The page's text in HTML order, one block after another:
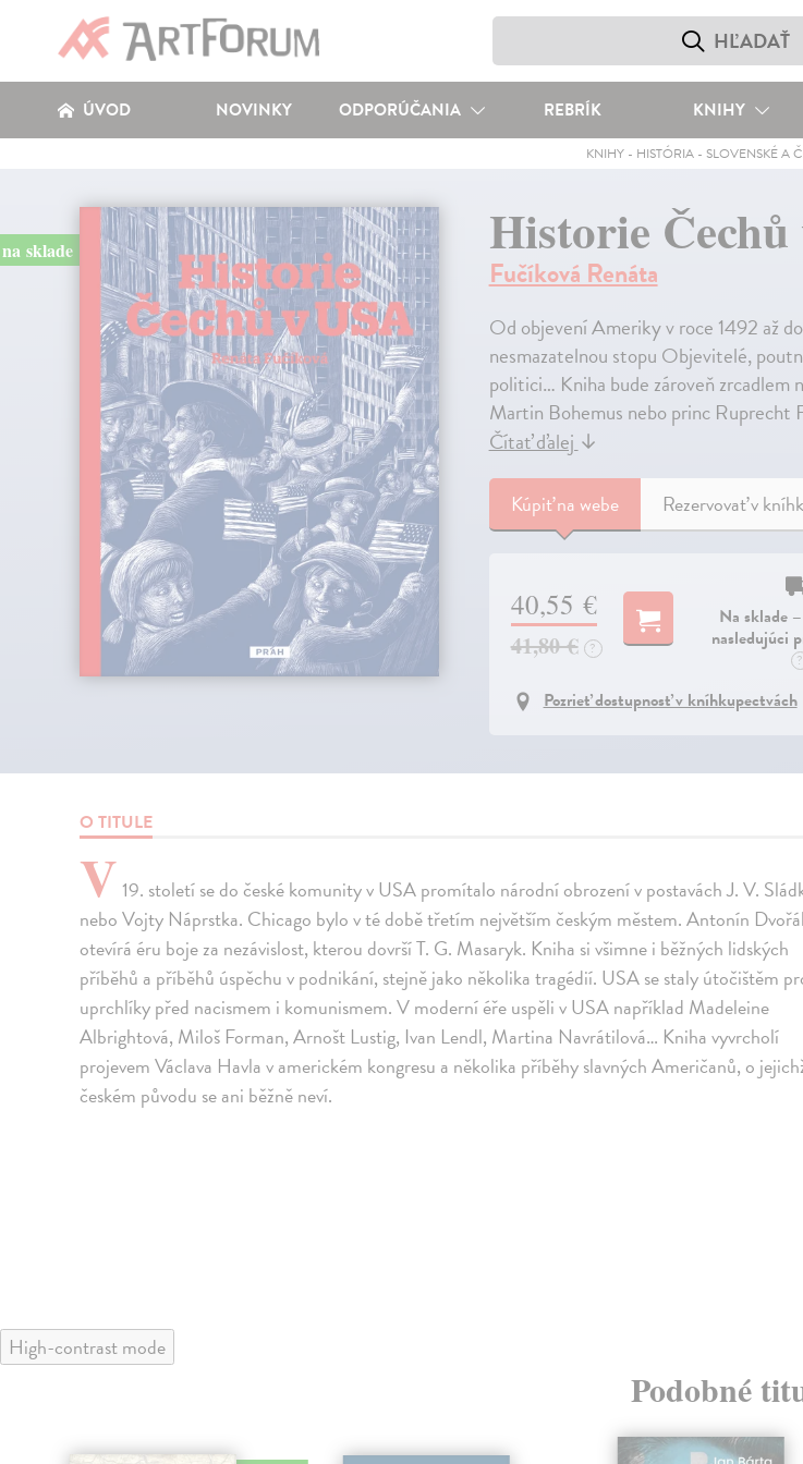
ÚVOD NOVINKY ODPORÚČANIA REBRÍK KNIHY
KNIHY- HISTÓRIA- SLOVENSKÉ A
na sklade Historie
Fučíková Renáta
Od objevení Ameriky v roce 1492 až
nesmazatelnou stopu Objevitelé,
politici… Kniha bude zároveň
Martin Bohemus nebo princ Ruprecht
Čítať ďalej↓
Kúpiťna webe Rezervovať v
40,55 €
41,80 € ?
Na sklade
nasledujúci
?
Pozrieť dostupnosť v kníhkupectvách
O TITULE
V19. století se do české komunity v USA promítalo národní obrození v postavách J. V.
nebo Vojty Náprstka. Chicago bylo v té době třetím největším českým městem. Antonín
otevírá éru boje za nezávislost, kterou dovrší T. G. Masaryk. Kniha si všimne i běžných lidských
příběhů a příběhů úspěchu v podnikání, stejně jako několika tragédií. USA se staly útočištěm
uprchlíky před nacismem i komunismem. V moderní éře uspěli v USA například Madeleine
Albrightová, Miloš Forman, Arnošt Lustig, Ivan Lendl, Martina Navrátilová… Kniha vyvrcholí
projevem Václava Havla v americkém kongresu a několika příběhy slavných Američanů, o
českém původu se ani běžně neví.
High-contrast mode
Podobné